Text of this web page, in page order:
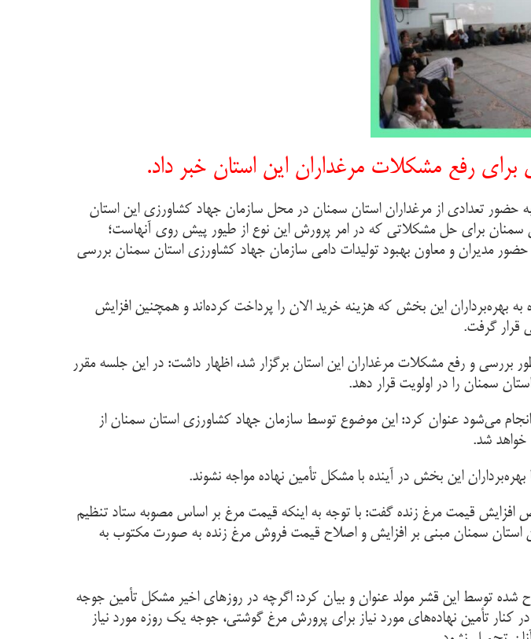
رفع مشکلات مرغداران این استان خبر داد.
تعدادی از مرغداران استان سمنان در محل سازمان جهاد کشاورزی این استان
سمنان برای حل مشکلاتی که در امر پرورش این نوع از طیور پیش روی آنهاست؛
مدیران و معاون بهبود تولیدات دامی سازمان جهاد کشاورزی استان سمنان بررسی
به بهره‌برداران این بخش که هزینه خرید الان را پرداخت کرده‌اند و همچنین افزایش
قرار گرفت.
و رفع مشکلات مرغداران این استان برگزار شد، اظهار داشت: در این جلسه مقرر
سمنان را در اولویت قرار دهد.
می‌شود عنوان کرد: این موضوع توسط سازمان جهاد کشاورزی استان سمنان از
خواهد شد.
این بخش در آینده با مشکل تأمین نهاده مواجه نشوند.
قیمت مرغ زنده گفت: با توجه به اینکه قیمت مرغ بر اساس مصوبه ستاد تنظیم
استان سمنان مبنی بر افزایش و اصلاح قیمت فروش مرغ زنده به صورت مکتوب به
توسط این قشر مولد عنوان و بیان کرد: اگرچه در روزهای اخیر مشکل تأمین جوجه
تأمین نهاده‌های مورد نیاز برای پرورش مرغ گوشتی، جوجه یک روزه مورد نیاز